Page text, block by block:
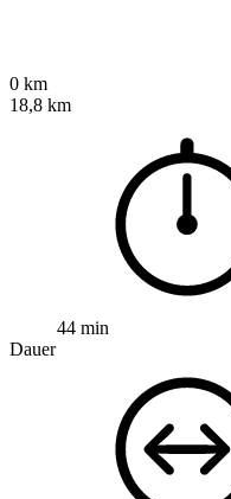
0 km
18,8 km
44 min
Dauer